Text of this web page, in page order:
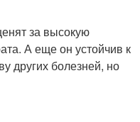
за высокую
А еще он устойчив к
других болезней, но